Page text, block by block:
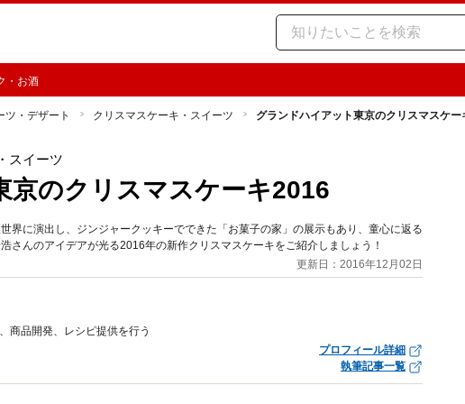
・お酒
ツ・デザート クリスマスケーキ・スイーツ グランドハイアット東京のクリスマスケ
スイーツ
京のクリスマスケーキ2016
界に演出し、ジンジャークッキーでできた「お菓子の家」の展示もあり、童心に返る
さんのアイデアが光る2016年の新作クリスマスケーキをご紹介しましょう！
更新日：2016年12月02日
商品開発、レシピ提供を行う
プロフィール詳細
執筆記事一覧